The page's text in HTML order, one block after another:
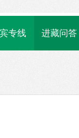
专线 进藏问答